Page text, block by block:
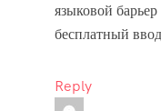
языковой
бесплатный
Reply